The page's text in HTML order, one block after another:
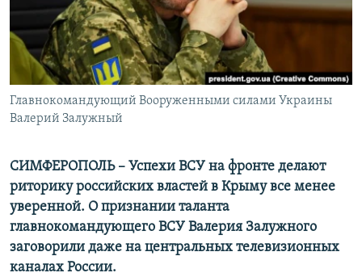
ПОБЕДИТЕЛЕЙ НЕ СУДЯТ?
КРЫМ.НЕПОКОРЕННЫЙ
ELIFBE
УКРАИНСКАЯ ПРОБЛЕМА КРЫМА
ПРИСОЕДИНЯЙТЕСЬ!
Все сайты RFE/RL
Главнокомандующий Вооруженными силами Украины
Валерий Залужный
СИМФЕРОПОЛЬ – Успехи ВСУ на фронте делают
риторику российских властей в Крыму все менее
уверенной. О признании таланта
главнокомандующего ВСУ Валерия Залужного
заговорили даже на центральных телевизионных
каналах России.